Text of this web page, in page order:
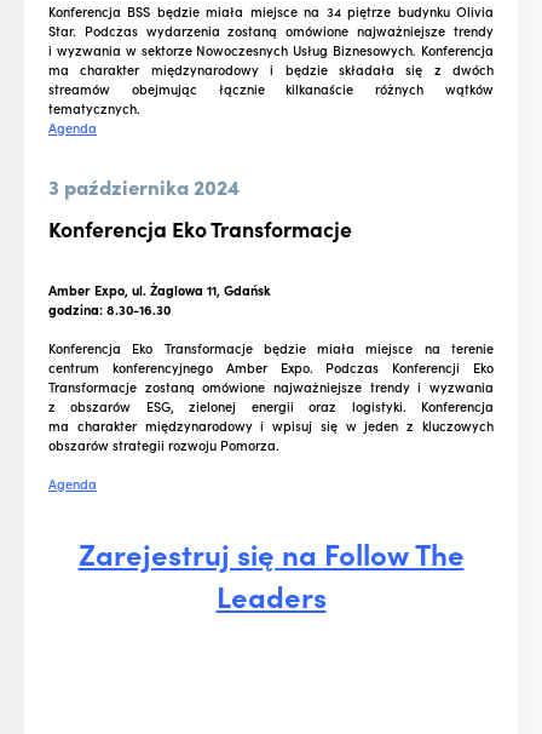
Konferencja BSS będzie miała miejsce na 34 piętrze budynku Olivia
Star. Podczas wydarzenia zostaną omówione najważniejsze trendy
i wyzwania w sektorze Nowoczesnych Usług Biznesowych. Konferencja
ma charakter międzynarodowy i będzie składała się z dwóch
streamów obejmując łącznie kilkanaście różnych wątków
tematycznych.
Agenda
3 października 2024
Konferencja Eko Transformacje
Amber Expo, ul. Żaglowa 11, Gdańsk
godzina: 8.30-16.30
Konferencja Eko Transformacje będzie miała miejsce na terenie
centrum konferencyjnego Amber Expo. Podczas Konferencji Eko
Transformacje zostaną omówione najważniejsze trendy i wyzwania
z obszarów ESG, zielonej energii oraz logistyki. Konferencja
ma charakter międzynarodowy i wpisuj się w jeden z kluczowych
obszarów strategii rozwoju Pomorza.
Agenda
Zarejestruj się na Follow The
Leaders